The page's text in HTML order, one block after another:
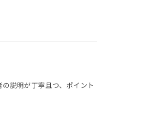
説明が丁寧且つ、ポイント